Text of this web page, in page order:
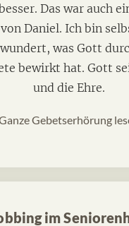
Das war auch
von Daniel. Ich bin
was Gott
bewirkt hat. Gott
und die Ehre.
Gebetserhörung
im